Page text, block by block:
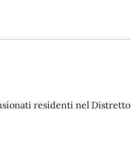
residenti nel Distretto